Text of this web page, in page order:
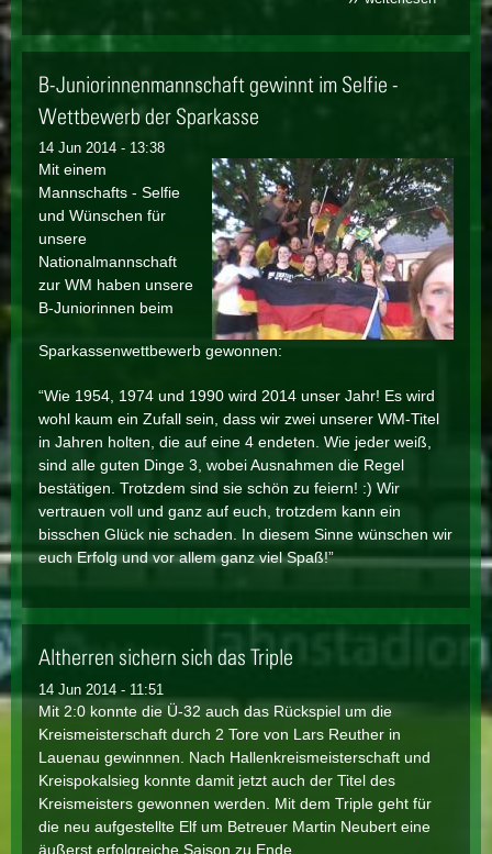
der
B-Juniorinnenmannschaft gewinnt im Selfie -
Wettbewerb der Sparkasse
14 Jun 2014 - 13:38
Mit einem
Mannschafts - Selfie
und Wünschen für
unsere
Nationalmannschaft
zur WM haben unsere
B-Juniorinnen beim
Sparkassenwettbewerb gewonnen:
“Wie 1954, 1974 und 1990 wird 2014 unser Jahr! Es wird
wohl kaum ein Zufall sein, dass wir zwei unserer WM-Titel
in Jahren holten, die auf eine 4 endeten. Wie jeder weiß,
sind alle guten Dinge 3, wobei Ausnahmen die Regel
bestätigen. Trotzdem sind sie schön zu feiern! :) Wir
vertrauen voll und ganz auf euch, trotzdem kann ein
bisschen Glück nie schaden. In diesem Sinne wünschen wir
euch Erfolg und vor allem ganz viel Spaß!”
Altherren sichern sich das Triple
14 Jun 2014 - 11:51
Mit 2:0 konnte die Ü-32 auch das Rückspiel um die
Kreismeisterschaft durch 2 Tore von Lars Reuther in
Lauenau gewinnnen. Nach Hallenkreismeisterschaft und
Kreispokalsieg konnte damit jetzt auch der Titel des
Kreismeisters gewonnen werden. Mit dem Triple geht für
die neu aufgestellte Elf um Betreuer Martin Neubert eine
äußerst erfolgreiche Saison zu Ende.